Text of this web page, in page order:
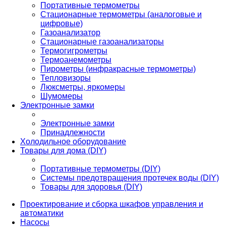
Портативные термометры
Стационарные термометры (аналоговые и
цифровые)
Газоанализатор
Стационарные газоанализаторы
Термогигрометры
Термоанемометры
Пирометры (инфракрасные термометры)
Тепловизоры
Люксметры, яркомеры
Шумомеры
Электронные замки
Электронные замки
Принадлежности
Холодильное оборудование
Товары для дома (DIY)
Портативные термометры (DIY)
Системы предотвращения протечек воды (DIY)
Товары для здоровья (DIY)
Проектирование и сборка шкафов управления и
автоматики
Насосы